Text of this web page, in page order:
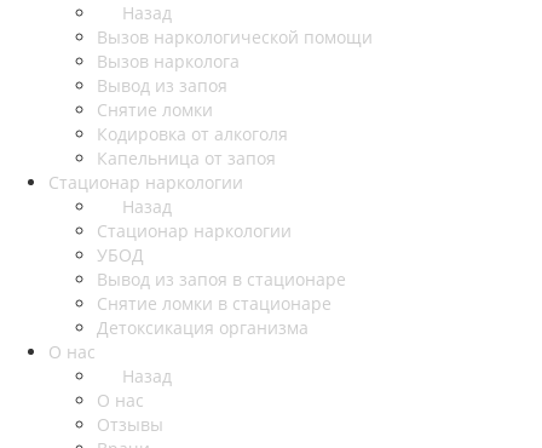
Назад
Вызов наркологической помощи
Вызов нарколога
Вывод из запоя
Снятие ломки
Кодировка от алкоголя
Капельница от запоя
Стационар наркологии
Назад
Стационар наркологии
УБОД
Вывод из запоя в стационаре
Снятие ломки в стационаре
Детоксикация организма
О нас
Назад
О нас
Отзывы